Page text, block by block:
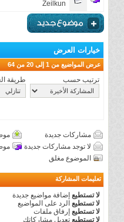
Zeilkun
خيارات العرض
عرض المواضيع من 1 إلى 20 من 64
ترتيب حسب طريقة
مشاركات جديدة
لا توجد مشاركات جديدة
الموضوع مغلق
تعليمات المشاركة
لا تستطيع إضافة مواضيع جديدة
لا تستطيع الرد على المواضيع
لا تستطيع إرفاق ملفات
لا تستطيع تعديل مشاركاتك